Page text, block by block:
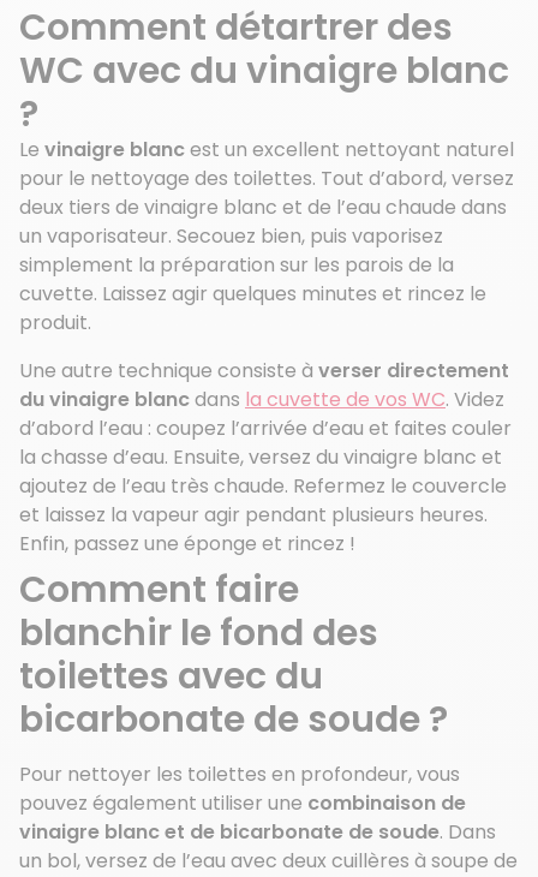
Comment détartrer des
WC avec du vinaigre blanc
?
Le vinaigre blancest un excellent nettoyant naturel
pour le nettoyage des toilettes. Tout d’abord, versez
deux tiers de vinaigre blanc et de l’eau chaude dans
un vaporisateur. Secouez bien, puis vaporisez
simplement la préparation sur les parois de la
cuvette. Laissez agir quelques minutes et rincez le
produit.
Une autre technique consiste à verser directement
du vinaigre blancdans la cuvette de vos WC. Videz
d’abord l’eau : coupez l’arrivée d’eau et faites couler
la chasse d’eau. Ensuite, versez du vinaigre blanc et
ajoutez de l’eau très chaude. Refermez le couvercle
et laissez la vapeur agir pendant plusieurs heures.
Enfin, passez une éponge et rincez !
Comment faire
blanchir lefond des
toilettes avec du
bicarbonate de soude ?
Pour nettoyer les toilettes en profondeur, vous
pouvez également utiliser une combinaison de
vinaigre blanc et de bicarbonate de soude. Dans
un bol, versez de l’eau avec deux cuillères à soupe de